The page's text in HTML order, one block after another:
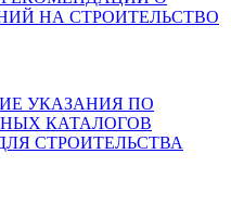
НА СТРОИТЕЛЬСТВО
УКАЗАНИЯ ПО
КАТАЛОГОВ
СТРОИТЕЛЬСТВА